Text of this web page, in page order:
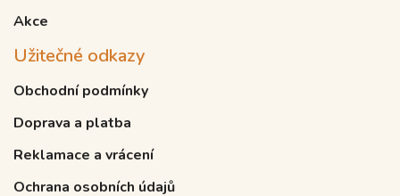
Akce
Užitečné odkazy
Obchodní podmínky
Doprava a platba
Reklamace a vrácení
Ochrana osobních údajů